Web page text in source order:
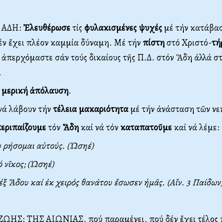
Ἐλευθέρωσετίς φυλακισμένεςψυχές μέ τήν
ἔχει πλέον καμμία δύναμη. Μέ τήνπίστηστό Χριστό-
σάν τούς δικαίους τῆς Π.Δ. στόν Ἅδη ἀλλά
μερική ἀπόλαυση.
λάβουν τήντέλεια μακαριότηταμέ τήν ἀνάσταση τῶν
τόν Ἅδηκαί νά τόνκαταπατοῦμεκαί νά λέμε:
ρήσομαι αὐτούς. (Ὠσηέ)
(Ὠσηέ)
Ἅδου καί ἐκ χειρός θανάτου ἔσωσεν ἡμᾶς. (Αἴν. 3
ΤΗΣ ΑΙΩΝΙΑΣ, πού παραμένει, πού δέν ἔχει τέλος